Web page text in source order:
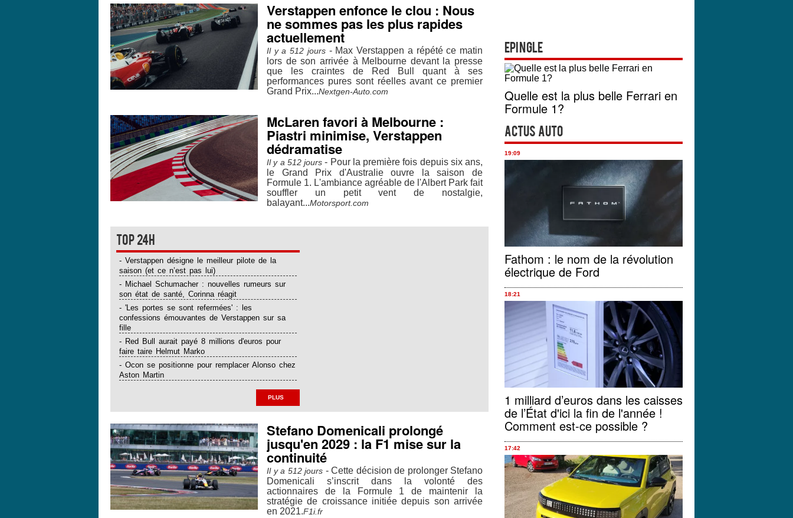
Verstappen enfonce le clou : Nous
ne sommes pas les plus rapides
actuellement
Il y a 512 jours- Max Verstappen a répété ce matin
lors de son arrivée à Melbourne devant la presse
que les craintes de Red Bull quant à ses
performances pures sont réelles avant ce premier
Grand Prix...Nextgen-Auto.com
McLaren favori à Melbourne :
Piastri minimise, Verstappen
dédramatise
Il y a 512 jours - Pour la première fois depuis six ans,
le Grand Prix d'Australie ouvre la saison de
Formule 1. L'ambiance agréable de l'Albert Park fait
souffler un petit vent de nostalgie,
balayant...Motorsport.com
Top 24H
- Verstappen désigne le meilleur pilote de la
saison (et ce n’est pas lui)
- Michael Schumacher : nouvelles rumeurs sur
son état de santé, Corinna réagit
- 'Les portes se sont refermées' : les
confessions émouvantes de Verstappen sur sa
fille
- Red Bull aurait payé 8 millions d'euros pour
faire taire Helmut Marko
- Ocon se positionne pour remplacer Alonso chez
Aston Martin
PLUS
Stefano Domenicali prolongé
jusqu'en 2029 : la F1 mise sur la
continuité
Il y a 512 jours - Cette décision de prolonger Stefano
Domenicali s’inscrit dans la volonté des
actionnaires de la Formule 1 de maintenir la
stratégie de croissance initiée depuis son arrivée
en 2021.F1i.fr
Epingle
Quelle est la plus belle Ferrari en
Formule 1?
Actus Auto
19:09
Fathom : le nom de la révolution
électrique de Ford
18:21
1 milliard d’euros dans les caisses
de l’État d'ici la fin de l'année !
Comment est-ce possible ?
17:42